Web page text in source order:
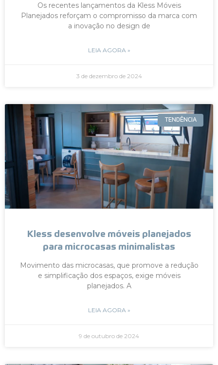
Os recentes lançamentos da Kless Móveis
Planejados reforçam o compromisso da marca com
a inovação no design de
LEIA AGORA »
3 de dezembro de 2024
TENDÊNCIA
Kless desenvolve móveis planejados
para microcasas minimalistas
Movimento das microcasas, que promove a redução
e simplificação dos espaços, exige móveis
planejados. A
LEIA AGORA »
9 de outubro de 2024